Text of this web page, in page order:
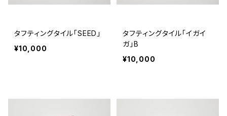
タフティングタイル「SEED」
¥10,000
タフティングタイル「イガイ
ガ」B
¥10,000